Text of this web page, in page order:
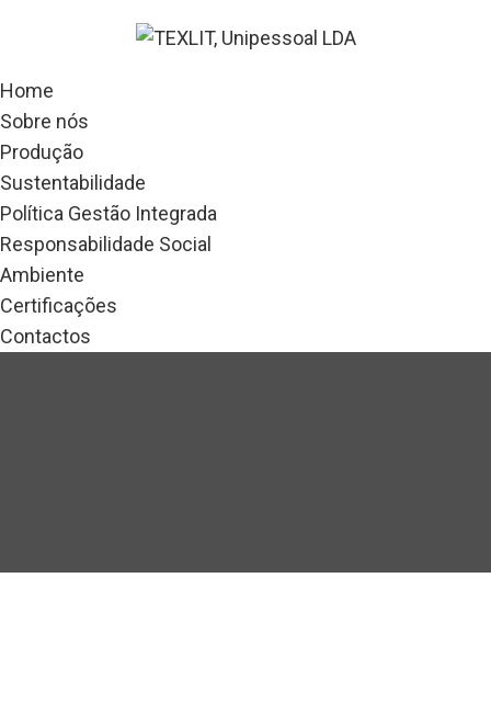
Home
Sobre nós
Produção
Sustentabilidade
Política Gestão Integrada
Responsabilidade Social
Ambiente
Certificações
Contactos